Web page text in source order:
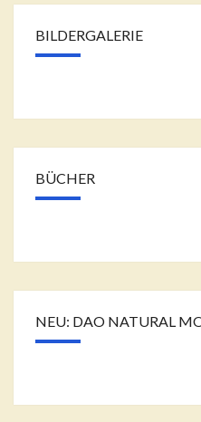
BILDERGALERIE
BÜCHER
NEU: DAO NATURAL